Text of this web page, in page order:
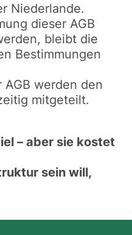
Niederlande.
dieser AGB
bleibt die
Bestimmungen
werden den
mitgeteilt.
– aber sie kostet
sein will,